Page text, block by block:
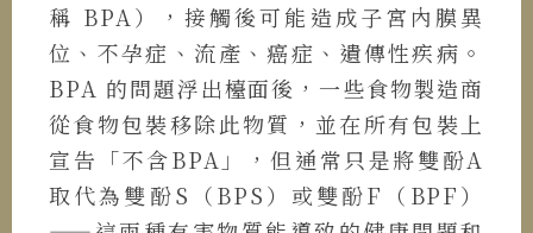
稱 BPA），接觸後可能造成子宮內膜異
位、不孕症、流產、癌症、遺傳性疾病。
BPA 的問題浮出檯面後，一些食物製造商
從食物包裝移除此物質，並在所有包裝上
宣告「不含BPA」，但通常只是將雙酚A
取代為雙酚S（BPS）或雙酚F（BPF）